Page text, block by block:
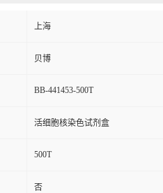
上海
贝博
BB-441453-500T
活细胞核染色试剂盒
500T
否